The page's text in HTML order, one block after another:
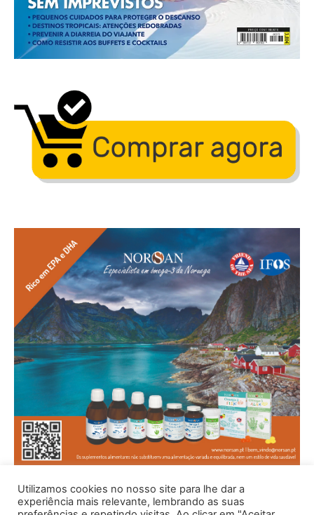
Utilizamos cookies no nosso site para lhe dar a
experiência mais relevante, lembrando as suas